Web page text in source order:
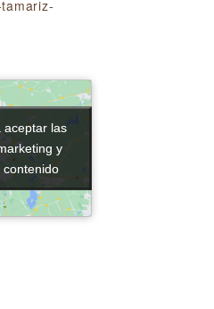
aceptar las
y
contenido
aceptar las
y
contenido